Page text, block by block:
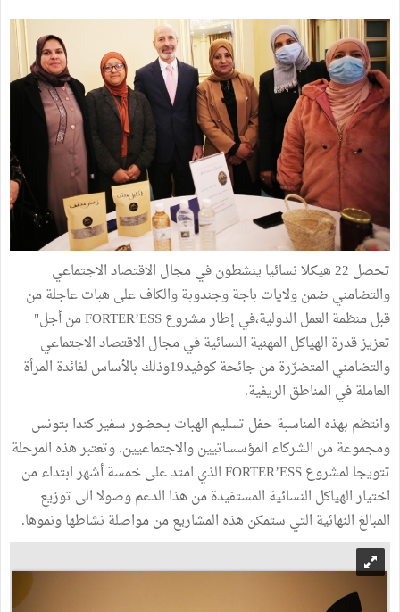
تحصل 22 هيكلا نسائيا ينشطون في مجال الاقتصاد الاجتماعي
والتضامني ضمن ولايات باجة وجندوبة والكاف على هبات عاجلة من
قبل منظمة العمل الدولية،في إطار مشروع FORTER’ESS من أجل"
تعزيز قدرة الهياكل المهنية النسائية في مجال الاقتصاد الاجتماعي
والتضامني المتضرّرة من جائحة كوفيد19وذلك بالأساس لفائدة المرأة
العاملة في المناطق الريفية.
وانتظم بهذه المناسبة حفل تسليم الهبات بحضور سفير كندا بتونس
ومجموعة من الشركاء المؤسساتيين والاجتماعيين. وتعتبر هذه المرحلة
تتويجا لمشروع FORTER’ESS الذي امتد على خمسة أشهر ابتداء من
اختيار الهياكل النسائية المستفيدة من هذا الدعم وصولا الى توزيع
المبالغ النهائية التي ستمكن هذه المشاريع من مواصلة نشاطها ونموها.